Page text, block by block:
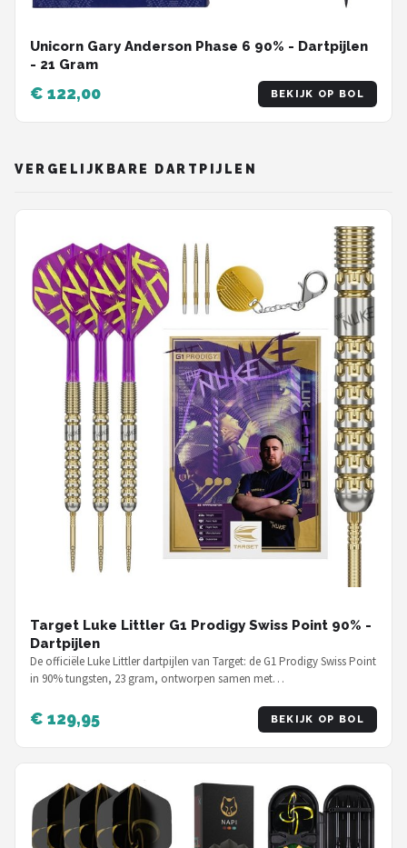
Unicorn Gary Anderson Phase 6 90% - Dartpijlen
- 21 Gram
€ 122,00 BEKIJK OP BOL
VERGELIJKBARE DARTPIJLEN
Target Luke Littler G1 Prodigy Swiss Point 90% -
Dartpijlen
De officiële Luke Littler dartpijlen van Target: de G1 Prodigy Swiss Point
in 90% tungsten, 23 gram, ontworpen samen met…
€ 129,95 BEKIJK OP BOL